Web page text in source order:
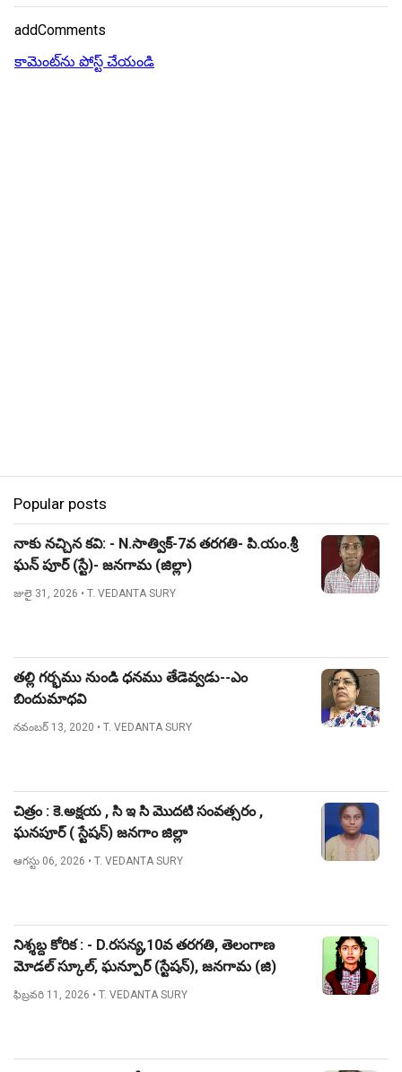
addComments
కామెంట్‌ను పోస్ట్ చేయండి
Popular posts
నాకు నచ్చిన కవి: - N.సాత్విక్-7వ తరగతి- పి.యం.శ్రీ
ఘన్ పూర్ (స్టే)- జనగామ (జిల్లా)
జులై 31, 2026 • T. VEDANTA SURY
తల్లి గర్భము నుండి ధనము తేడెవ్వడు--ఎం
బిందుమాధవి
నవంబర్ 13, 2020 • T. VEDANTA SURY
చిత్రం : కె.అక్షయ , సి ఇ సి మొదటి సంవత్సరం ,
ఘనపూర్ ( స్టేషన్) జనగాం జిల్లా
ఆగస్టు 06, 2026 • T. VEDANTA SURY
నిశ్శబ్ద కోరిక : - D.రసన్య,10వ తరగతి, తెలంగాణ
మోడల్ స్కూల్, ఘన్పూర్ (స్టేషన్), జనగామ (జి)
ఫిబ్రవరి 11, 2026 • T. VEDANTA SURY